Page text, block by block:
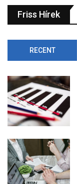
Friss Hírek
RECENT